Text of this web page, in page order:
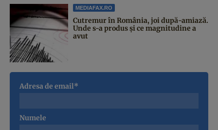
MEDIAFAX.RO
Cutremur în România, joi după-amiază.
Unde s-a produs și ce magnitudine a
avut
Adresa de email*
Numele